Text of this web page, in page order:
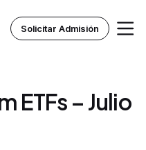
Solicitar Admisión
ETFs – Julio